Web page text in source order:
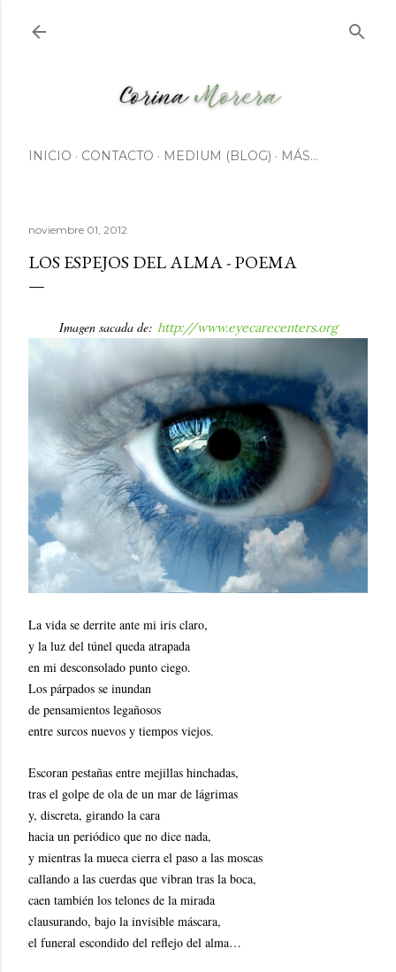
INICIO CONTACTO MEDIUM (BLOG) MÁS…
noviembre 01, 2012
LOS ESPEJOS DEL ALMA - POEMA
Imagen sacada de: http://www.eyecarecenters.org
La vida se derrite ante mi iris claro,
y la luz del túnel queda atrapada
en mi desconsolado punto ciego.
Los párpados se inundan
de pensamientos legañosos
entre surcos nuevos y tiempos viejos.
Escoran pestañas entre mejillas hinchadas,
tras el golpe de ola de un mar de lágrimas
y, discreta, girando la cara
hacia un periódico que no dice nada,
y mientras la mueca cierra el paso a las moscas
callando a las cuerdas que vibran tras la boca,
caen también los telones de la mirada
clausurando, bajo la invisible máscara,
el funeral escondido del reflejo del alma…